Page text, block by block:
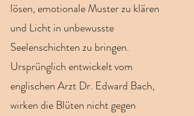
lösen, emotionale Muster zu klären
und Licht in unbewusste
Seelenschichten zu bringen.
Ursprünglich entwickelt vom
englischen Arzt Dr. Edward Bach,
wirken die Blüten nicht gegen